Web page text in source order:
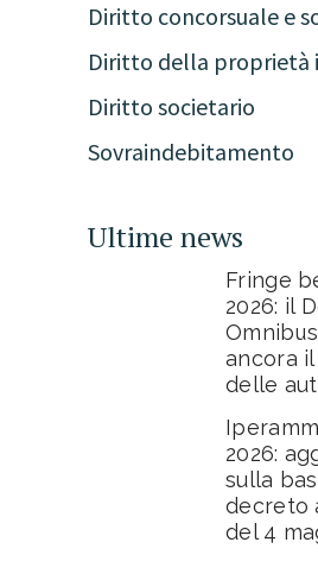
Diritto concorsuale e
Diritto della
Diritto societario
Sovraindebitamento
Ultime news
Fringe
2026: il
ancora
delle
2026:
sulla
decreto
del 4